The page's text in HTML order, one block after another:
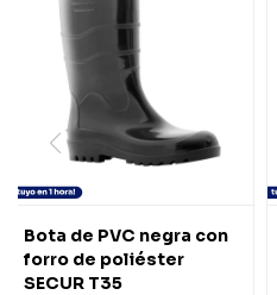
Bota de PVC negra con
forro de poliéster
SECUR T35